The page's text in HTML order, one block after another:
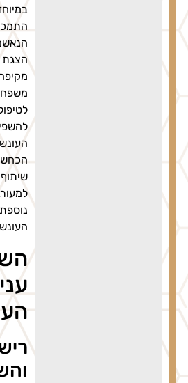
במיוחד
התמכרות
הנאשם
הצגת
מקיפה,
משפחתית,
לטיפול
להשפיע
העונש.
הכחשת
שיתוף
למעורבות
נוספת
העונש
רישום